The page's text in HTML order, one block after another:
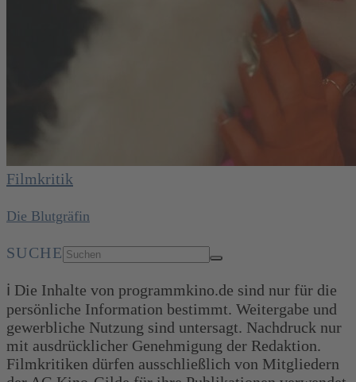
Filmkritik
Die Blutgräfin
SUCHE
ℹ️ Die Inhalte von programmkino.de sind nur für die
persönliche Information bestimmt. Weitergabe und
gewerbliche Nutzung sind untersagt. Nachdruck nur
mit ausdrücklicher Genehmigung der Redaktion.
Filmkritiken dürfen ausschließlich von Mitgliedern